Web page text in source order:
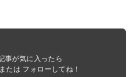
事が気に入ったら
たは フォローしてね！